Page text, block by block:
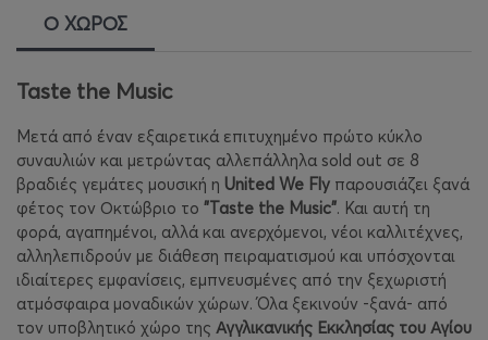
Ο ΧΩΡΟΣ
Taste the Music
Μετά από έναν εξαιρετικά επιτυχημένο πρώτο κύκλο
συναυλιών και μετρώντας αλλεπάλληλα sold out σε 8
βραδιές γεμάτες μουσική η United We Fly παρουσιάζει ξανά
φέτος τον Οκτώβριο το "Taste the Music". Και αυτή τη
φορά, αγαπημένοι, αλλά και ανερχόμενοι, νέοι καλλιτέχνες,
αλληλεπιδρούν με διάθεση πειραματισμού και υπόσχονται
ιδιαίτερες εμφανίσεις, εμπνευσμένες από την ξεχωριστή
ατμόσφαιρα μοναδικών χώρων. Όλα ξεκινούν -ξανά- από
τον υποβλητικό χώρο της Αγγλικανικής Εκκλησίας του Αγίου